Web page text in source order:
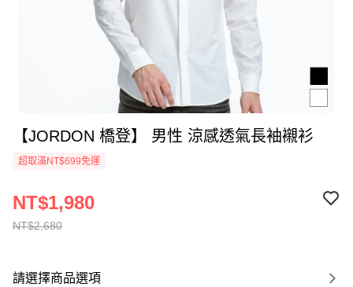
【JORDON 橋登】 男性 涼感透氣長袖襯衫
超取滿NT$699免運
NT$2,680
NT$1,980
請選擇商品選項